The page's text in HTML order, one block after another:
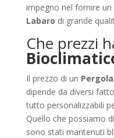
impegno nel fornire un
Labaro di grande
Che prezzi
Il prezzo di un
dipende da diversi
tutto personalizzabili
Quello che possiamo
sono stati mantenuti